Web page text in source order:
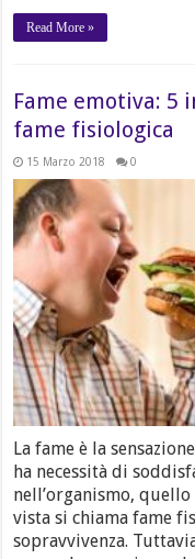
Read More »
Fame emotiva: 5
fame fisiologica
15 Marzo 2018 0
La fame è la
ha necessità di
nell’organismo,
vista si chiama fame
sopravvivenza.